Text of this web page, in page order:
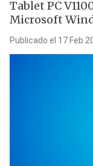
Tablet PC
Microsoft
Publicado el 17 Feb